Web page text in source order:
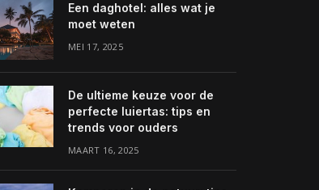
Een daghotel: alles wat je
moet weten
MEI 17, 2025
De ultieme keuze voor de
perfecte luiertas: tips en
trends voor ouders
MAART 16, 2025